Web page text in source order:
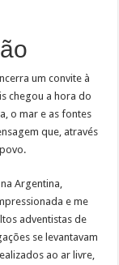
um convite à
chegou a hora do
o mar e as fontes
que, através
Argentina,
e me
adventistas de
se levantavam
ao ar livre,